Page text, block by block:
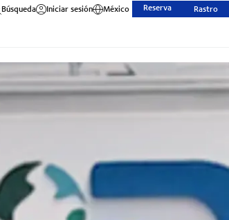
Búsqueda Iniciar sesión México Reserva Rastro